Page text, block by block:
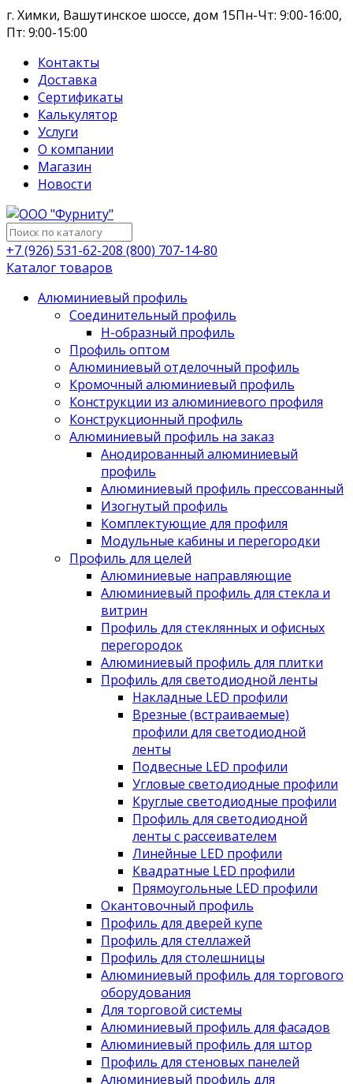
г. Химки, Вашутинское шоссе, дом 15Пн-Чт: 9:00-16:00,
Пт: 9:00-15:00
Контакты
Доставка
Сертификаты
Калькулятор
Услуги
О компании
Магазин
Новости
+7 (926) 531-62-208 (800) 707-14-80
Каталог товаров
Алюминиевый профиль
Соединительный профиль
Н-образный профиль
Профиль оптом
Алюминиевый отделочный профиль
Кромочный алюминиевый профиль
Конструкции из алюминиевого профиля
Конструкционный профиль
Алюминиевый профиль на заказ
Анодированный алюминиевый
профиль
Алюминиевый профиль прессованный
Изогнутый профиль
Комплектующие для профиля
Модульные кабины и перегородки
Профиль для целей
Алюминиевые направляющие
Алюминиевый профиль для стекла и
витрин
Профиль для стеклянных и офисных
перегородок
Алюминиевый профиль для плитки
Профиль для светодиодной ленты
Накладные LED профили
Врезные (встраиваемые)
профили для светодиодной
ленты
Подвесные LED профили
Угловые светодиодные профили
Круглые светодиодные профили
Профиль для светодиодной
ленты с рассеивателем
Линейные LED профили
Квадратные LED профили
Прямоугольные LED профили
Окантовочный профиль
Профиль для дверей купе
Профиль для стеллажей
Профиль для столешницы
Алюминиевый профиль для торгового
оборудования
Для торговой системы
Алюминиевый профиль для фасадов
Алюминиевый профиль для штор
Профиль для стеновых панелей
Алюминиевый профиль для